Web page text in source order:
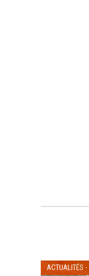
ACTUALITÉS -